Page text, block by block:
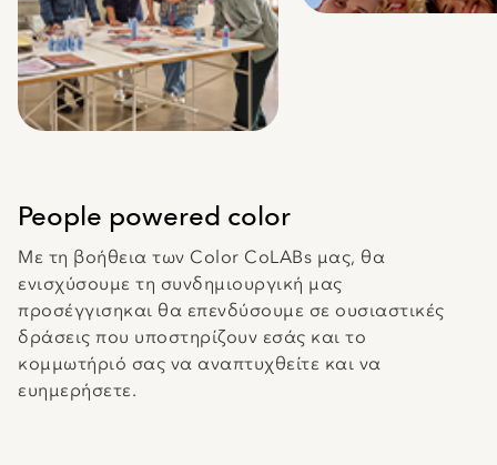
People powered color
Με τη βοήθεια των Color CoLABs μας, θα
ενισχύσουμε τη συνδημιουργική μας
προσέγγισηκαι θα επενδύσουμε σε ουσιαστικές
δράσεις που υποστηρίζουν εσάς και το
κομμωτήριό σας να αναπτυχθείτε και να
ευημερήσετε.